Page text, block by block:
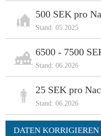
500 SEK pro
Stand: 05.2025
6500 - 7500
Stand: 06.2026
25 SEK pro
Stand: 06.2026
DATEN